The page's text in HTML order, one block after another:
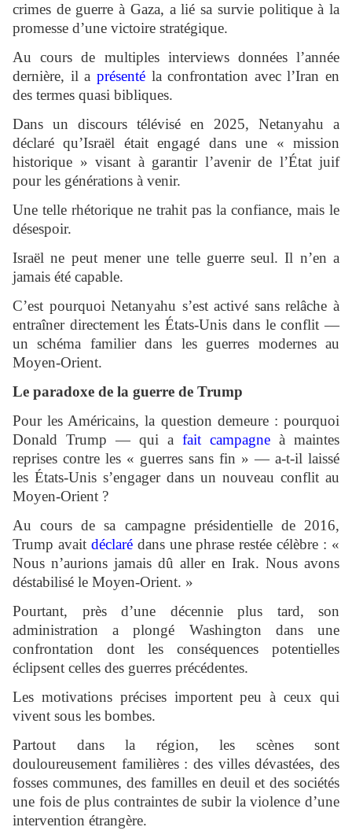
crimes de guerre à Gaza, a lié sa survie politique à la
promesse d’une victoire stratégique.
Au cours de multiples interviews données l’année
dernière, il a présentéla confrontation avec l’Iran en
des termes quasi bibliques.
Dans un discours télévisé en 2025, Netanyahu a
déclaré qu’Israël était engagé dans une « mission
historique » visant à garantir l’avenir de l’État juif
pour les générations à venir.
Une telle rhétorique ne trahit pas la confiance, mais le
désespoir.
Israël ne peut mener une telle guerre seul. Il n’en a
jamais été capable.
C’est pourquoi Netanyahu s’est activé sans relâche à
entraîner directement les États-Unis dans le conflit —
un schéma familier dans les guerres modernes au
Moyen-Orient.
Le paradoxe de la guerre de Trump
Pour les Américains, la question demeure : pourquoi
Donald Trump — qui a fait campagne à maintes
reprises contre les « guerres sans fin » — a-t-il laissé
les États-Unis s’engager dans un nouveau conflit au
Moyen-Orient ?
Au cours de sa campagne présidentielle de 2016,
Trump avait déclarédans une phrase restée célèbre : «
Nous n’aurions jamais dû aller en Irak. Nous avons
déstabilisé le Moyen-Orient. »
Pourtant, près d’une décennie plus tard, son
administration a plongé Washington dans une
confrontation dont les conséquences potentielles
éclipsent celles des guerres précédentes.
Les motivations précises importent peu à ceux qui
vivent sous les bombes.
Partout dans la région, les scènes sont
douloureusement familières : des villes dévastées, des
fosses communes, des familles en deuil et des sociétés
une fois de plus contraintes de subir la violence d’une
intervention étrangère.